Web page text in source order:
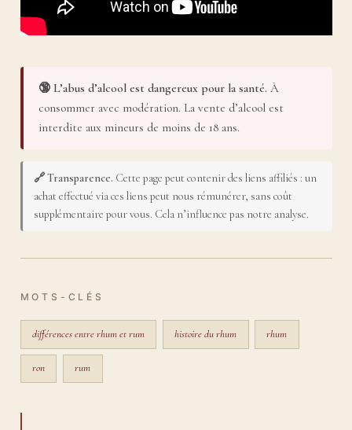
🔞 L’abus d’alcool est dangereux pour la santé. À
consommer avec modération. La vente d’alcool est
interdite aux mineurs de moins de 18 ans.
🔗 Transparence. Cette page peut contenir des liens affiliés : un
achat effectué via ces liens peut nous rémunérer, sans coût
supplémentaire pour vous. Cela n’influence pas notre analyse.
MOTS-CLÉS
différences entre rhum et rum histoire du rhum rhum
ron rum